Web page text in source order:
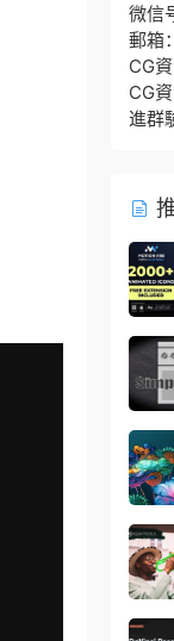
微信
郵箱
CG
CG
進群